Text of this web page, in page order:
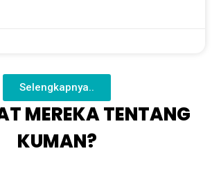
Selengkapnya..
MEREKA TENTANG
KUMAN?